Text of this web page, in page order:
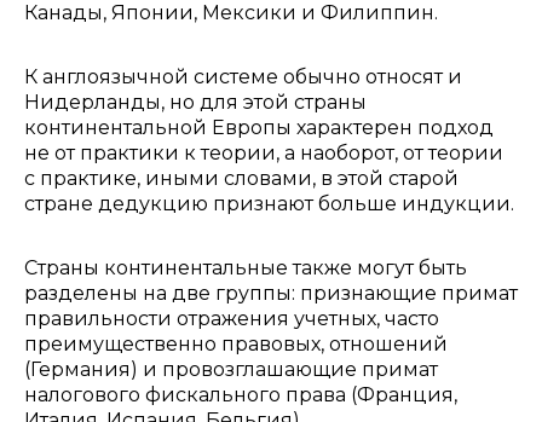
Канады, Японии, Мексики и Филиппин.
К англоязычной системе обычно относят и
Нидерланды, но для этой страны
континентальной Европы характерен подход
не от практики к теории, а наоборот, от теории
с практике, иными словами, в этой старой
стране дедукцию признают больше индукции.
Страны континентальные также могут быть
разделены на две группы: признающие примат
правильности отражения учетных, часто
преимущественно правовых, отношений
(Германия) и провозглашающие примат
налогового фискального права (Франция,